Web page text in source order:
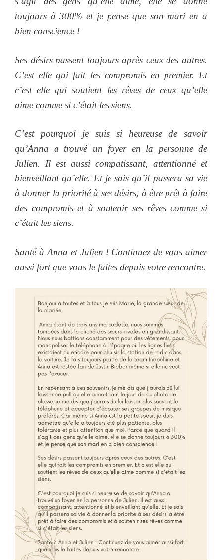
toujours à 300% et je pense que son mari en a
bien conscience !
Ses désirs passent toujours après ceux des autres.
C’est elle qui fait les compromis en premier. Et
c’est elle qui soutient les rêves de ceux qu’elle
aime comme si c’était les siens.
C’est pourquoi je suis si heureuse de savoir
qu’Anna a trouvé un foyer en la personne de
Julien. Il est aussi compatissant, attentionné et
bienveillant qu’elle. Et je sais qu’il passera sa vie
à donner la priorité à ses désirs, à être prêt à faire
des compromis et à soutenir ses rêves comme si
c’était les siens.
Santé à Anna et Julien ! Continuez de vous aimer
aussi fort que vous le faites depuis votre rencontre.